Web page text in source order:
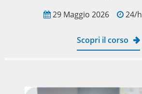
29 Maggio 2026 24/h
Scopri il corso